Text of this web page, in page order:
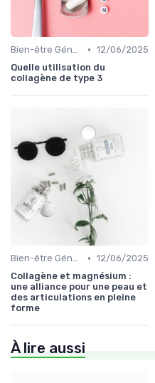
Bien-être Général • 12/06/2025
Quelle utilisation du
collagène de type 3
Bien-être Général • 12/06/2025
Collagène et magnésium :
une alliance pour une peau et
des articulations en pleine
forme
À lire aussi